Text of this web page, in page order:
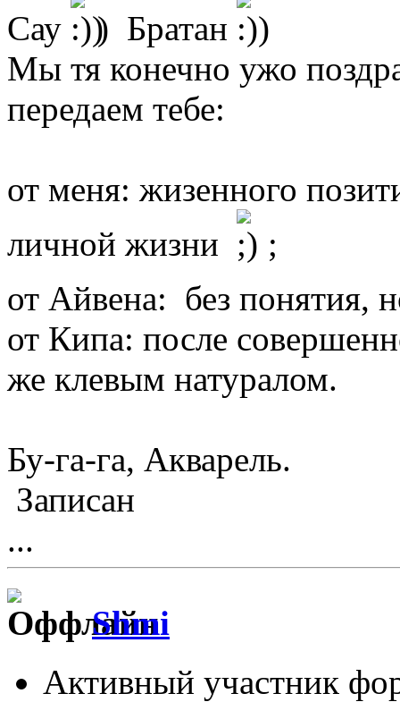
Сау
) Братан
Мы тя конечно ужо
передаем тебе:
от меня: жизенного
личной жизни
;
от Айвена: без понятия,
от Кипа: после
же клевым натуралом.
Бу-га-га, Акварель.
Записан
...
Shmi
Активный участник